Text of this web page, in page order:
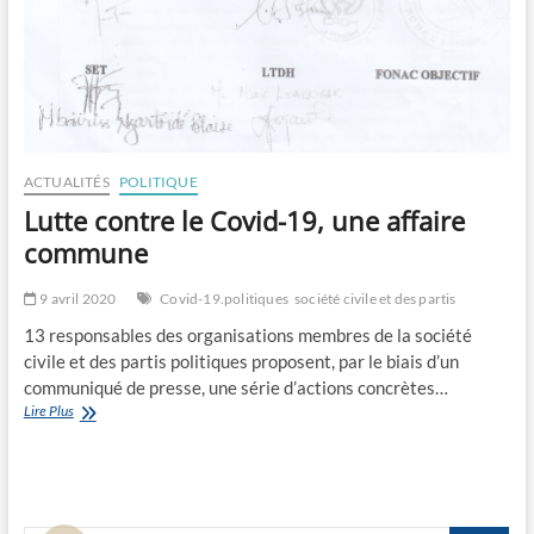
ACTUALITÉS POLITIQUE
Lutte contre le Covid-19, une affaire
commune
9 avril 2020 Covid-19.politiques société civile et des partis
13 responsables des organisations membres de la société
civile et des partis politiques proposent, par le biais d’un
communiqué de presse, une série d’actions concrètes…
Lire PlusLutte